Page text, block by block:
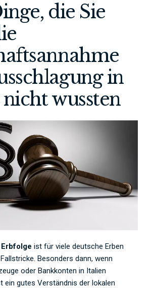
die Sie
in
wussten
ist für viele deutsche Erben
Besonders dann, wenn
oder Bankkonten in Italien
ein gutes Verständnis der lokalen